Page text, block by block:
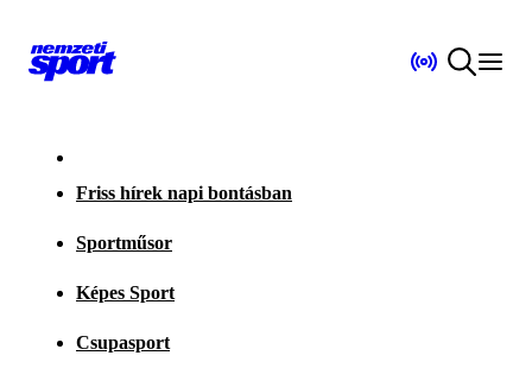
Friss hírek napi bontásban
Sportműsor
Képes Sport
Csupasport